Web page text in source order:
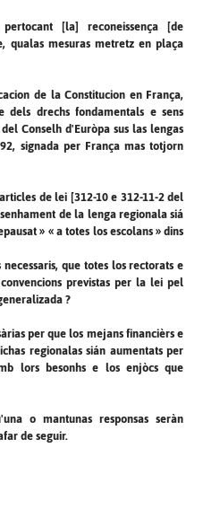
[la] reconeissença [de
qualas mesuras metretz en plaça
de la Constitucion en França,
dels drechs fondamentals e sens
Conselh d'Euròpa sus las lengas
signada per França mas totjorn
de lei [312-10 e 312-11-2 del
de la lenga regionala siá
» « a totes los escolans » dins
que totes los rectorats e
previstas per la lei pel
?
per que los mejans financièrs e
regionalas sián aumentats per
lors besonhs e los enjòcs que
o mantunas responsas seràn
de seguir.